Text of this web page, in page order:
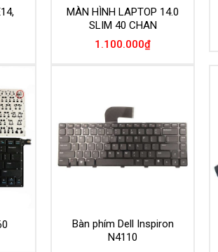
MÀN HÌNH LAPTOP 14.0
SLIM 40 CHAN
1.100.000₫
Bàn phím Dell Inspiron
N4110